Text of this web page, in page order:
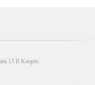
13 B Kuopio